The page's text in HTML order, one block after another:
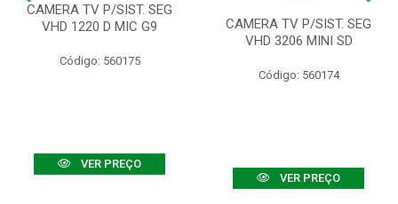
CAMERA TV P/SIST. SEG
VHD 1220 D MIC G9
Código: 560175
VER PREÇO
CAMERA TV P/SIST. SEG
VHD 3206 MINI SD
Código: 560174
VER PREÇO